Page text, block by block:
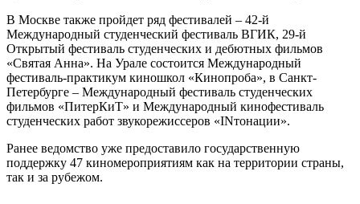
В Москве также пройдет ряд фестивалей – 42-й
Международный студенческий фестиваль ВГИК, 29-й
Открытый фестиваль студенческих и дебютных фильмов
«Святая Анна». На Урале состоится Международный
фестиваль-практикум киношкол «Кинопроба», в Санкт-
Петербурге – Международный фестиваль студенческих
фильмов «ПитерКиТ» и Международный кинофестиваль
студенческих работ звукорежиссеров «INтонации».
Ранее ведомство уже предоставило государственную
поддержку 47 киномероприятиям как на территории страны,
так и за рубежом.